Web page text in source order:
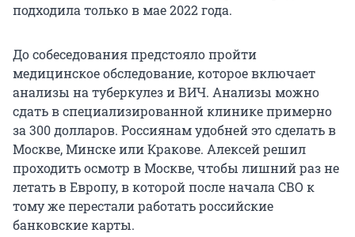
подходила только в мае 2022 года.
До собеседования предстояло пройти
медицинское обследование, которое включает
анализы на туберкулез и ВИЧ. Анализы можно
сдать в специализированной клинике примерно
за 300 долларов. Россиянам удобней это сделать в
Москве, Минске или Кракове. Алексей решил
проходить осмотр в Москве, чтобы лишний раз не
летать в Европу, в которой после начала СВО к
тому же перестали работать российские
банковские карты.